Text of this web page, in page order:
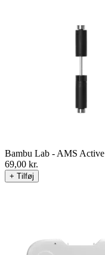
Bambu Lab - AMS
69,00 kr.
+ Tilføj